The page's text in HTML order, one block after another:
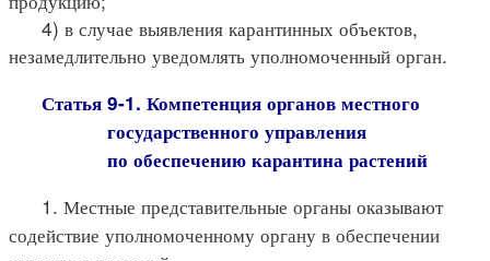
4) в случае выявления карантинных объектов,
незамедлительно уведомлять уполномоченный орган.
Статья 9-1. Компетенция органов местного
государственного управления
по обеспечению карантина растений
1. Местные представительные органы оказывают
содействие уполномоченному органу в обеспечении